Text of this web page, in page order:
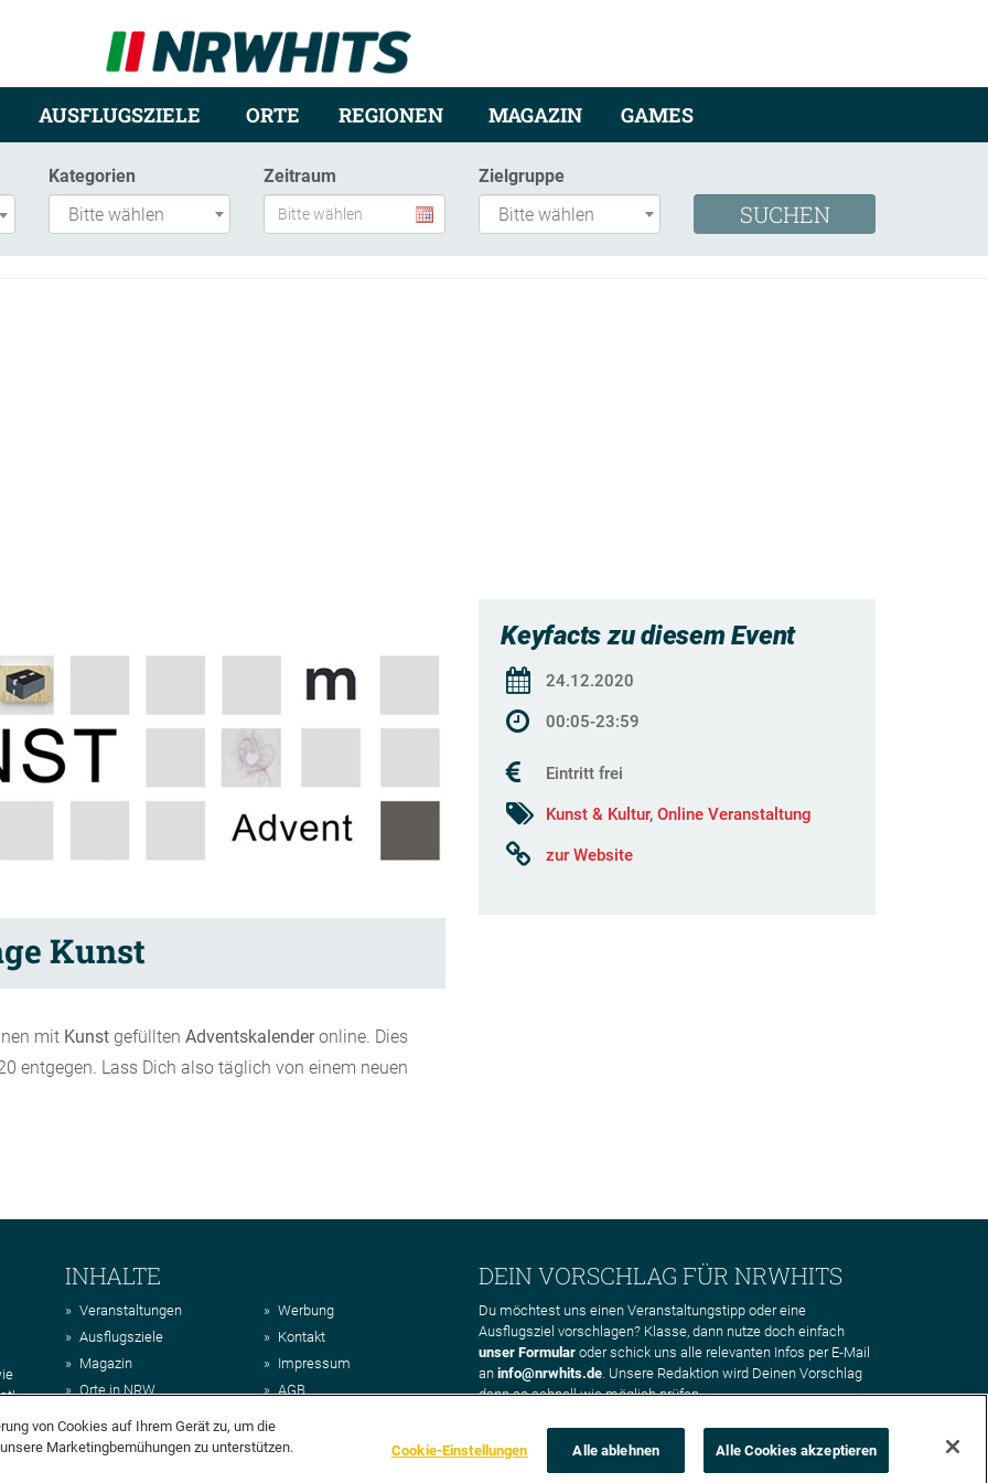
AUSFLUGSZIELE ORTE REGIONEN MAGAZIN GAMES
Kategorien Zeitraum Zielgruppe
Kunst
mit Kunst gefüllten Adventskalenderonline. Dies
entgegen. Lass Dich also täglich von einem neuen
Keyfacts zu diesem Event
24.12.2020
00:05-23:59
Eintritt frei
Kunst & Kultur, Online Veranstaltung
zur Website
INHALTE
Veranstaltungen
Ausflugsziele
Magazin
Orte in NRW
Regionen in NRW
Über uns
Werbung
Kontakt
Impressum
AGB
DEIN VORSCHLAG FÜR NRWHITS
Du möchtest uns einen Veranstaltungstipp oder eine
Ausflugsziel vorschlagen? Klasse, dann nutze doch einfach
unser Formular oder schick uns alle relevanten Infos per E-Mail
an info@nrwhits.de. Unsere Redaktion wird Deinen Vorschlag
dann so schnell wie möglich prüfen.
von Cookies auf Ihrem Gerät zu, um die
Marketingbemühungen zu unterstützen.
Cookie-Einstellungen Alle ablehnen Alle Cookies akzeptieren